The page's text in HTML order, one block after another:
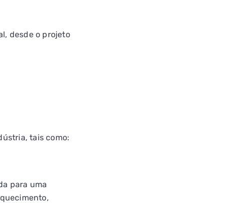
desde o projeto
tais como:
para uma